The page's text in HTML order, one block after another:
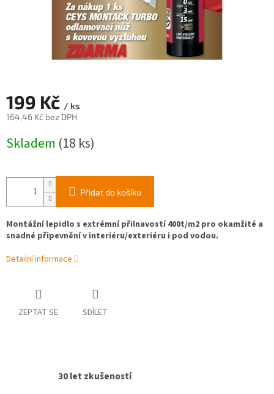
199 Kč / ks
164,46 Kč bez DPH
cena:
Skladem (18 ks)
Přidat do košíku
Montážní lepidlo s extrémní přilnavostí 400t/m2 pro okamžité a
snadné připevnění v interiéru/exteriéru i pod vodou.
Detailní informace
ZEPTAT SE SDÍLET
30 let zkušeností